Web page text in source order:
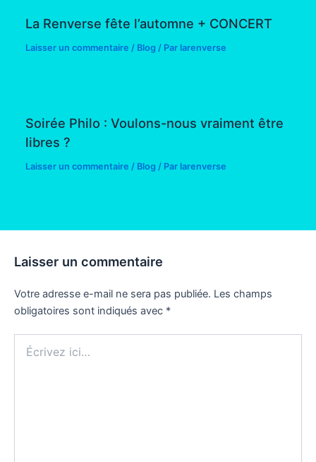
La Renverse fête l’automne + CONCERT
Laisser un commentaire / Blog / Par larenverse
Soirée Philo : Voulons-nous vraiment être
libres ?
Laisser un commentaire / Blog / Par larenverse
Laisser un commentaire
Votre adresse e-mail ne sera pas publiée. Les champs
obligatoires sont indiqués avec *
ici…